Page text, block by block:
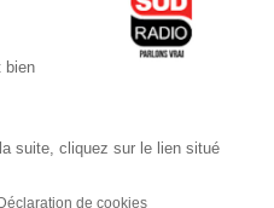
l'application